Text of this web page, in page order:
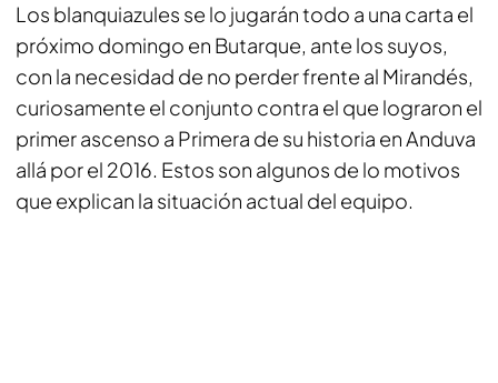
Los blanquiazules se lo jugarán todo a una carta el
próximo domingo en Butarque, ante los suyos,
con la necesidad de no perder frente al Mirandés,
curiosamente el conjunto contra el que lograron el
primer ascenso a Primera de su historia en Anduva
allá por el 2016. Estos son algunos de lo motivos
que explican la situación actual del equipo.